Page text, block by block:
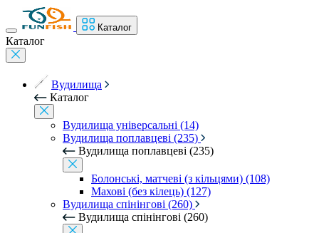
Каталог
Каталог
Вудилища
Каталог
Вудилища універсальні (14)
Вудилища поплавцеві (235)
Вудилища поплавцеві (235)
Болонські, матчеві (з кільцями) (108)
Махові (без кілець) (127)
Вудилища спінінгові (260)
Вудилища спінінгові (260)